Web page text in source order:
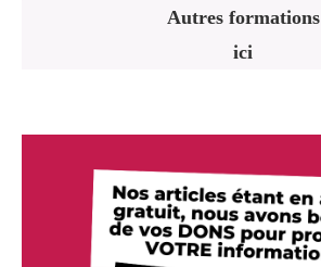
Autres formations
ici